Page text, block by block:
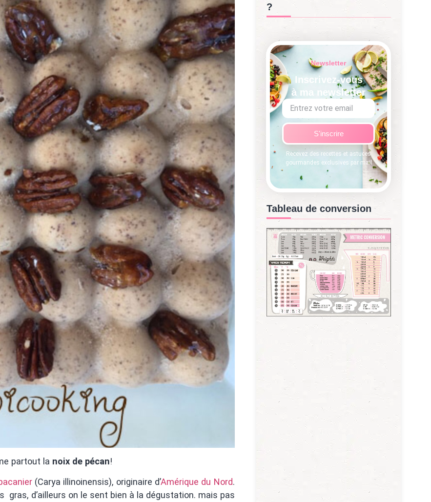
partout la noix de pécan!
(Carya illinoinensis), originaire d’Amérique du Nord.
gras, d’ailleurs on le sent bien à la dégustation. mais pas
?
Newsletter
Inscrivez-vous
à ma newsletter
S'inscrire
Recevez des recettes et astuces
gourmandes exclusives par mail
Tableau de conversion